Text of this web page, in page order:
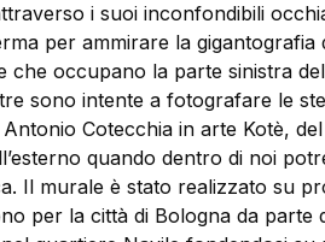
i suoi inconfondibili
per ammirare la
che occupano la parte sinistra
sono intente a fotografare le
Antonio Cotecchia in arte Kotè,
quando dentro di noi
Il murale è stato realizzato su
per la città di Bologna da parte